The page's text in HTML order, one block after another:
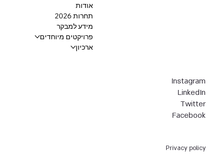
Privacy policy
Instagram
LinkedIn
Twitter
Facebook
אודות
תחרות 2026
מידע למבקר
פרויקטים מיוחדים
ארכיון